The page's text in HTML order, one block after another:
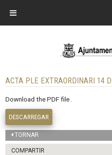
ACTA PLE EXTRAORDINARI 14
Download the PDF file .
DESCARREGAR
TORNAR
COMPARTIR